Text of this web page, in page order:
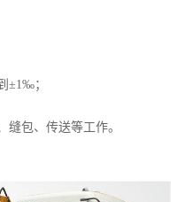
±1‰；
缝包、传送等工作。